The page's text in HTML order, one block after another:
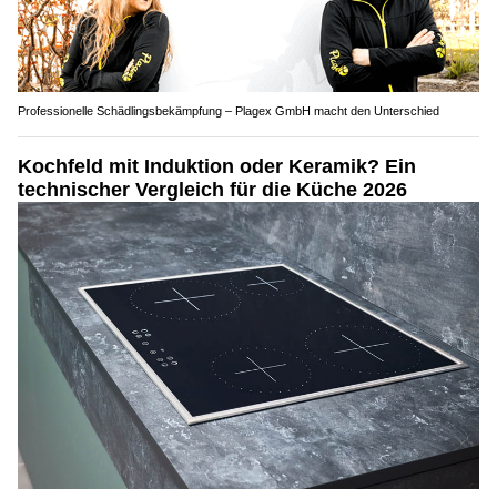
Professionelle Schädlingsbekämpfung – Plagex GmbH macht den Unterschied
Kochfeld mit Induktion oder Keramik? Ein
technischer Vergleich für die Küche 2026